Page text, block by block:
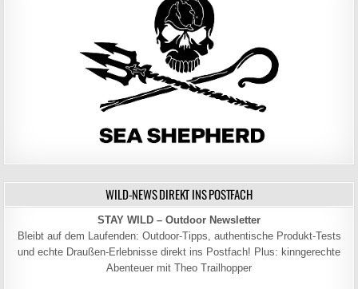
WILD-NEWS DIREKT INS POSTFACH
STAY WILD – Outdoor Newsletter
Bleibt auf dem Laufenden: Outdoor-Tipps, authentische Produkt-Tests
und echte Draußen-Erlebnisse direkt ins Postfach! Plus: kinngerechte
Abenteuer mit Theo Trailhopper